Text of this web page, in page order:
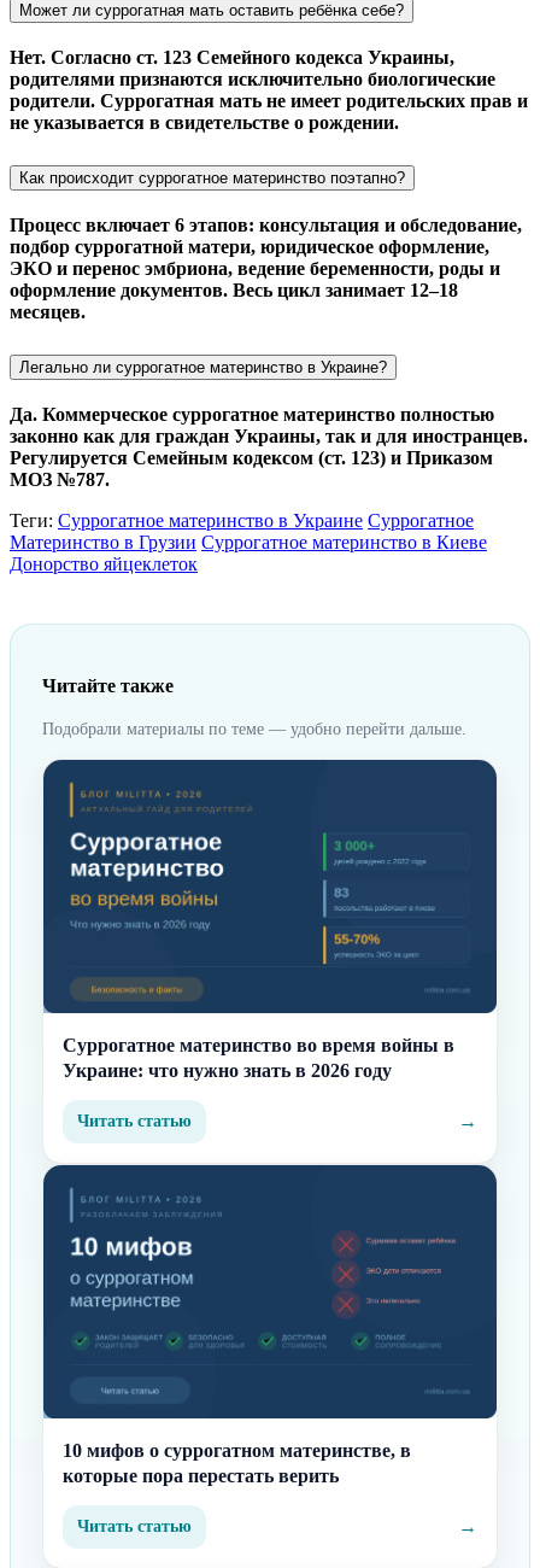
Может ли суррогатная мать оставить ребёнка себе?
Нет. Согласно ст. 123 Семейного кодекса Украины,
родителями признаются исключительно биологические
родители. Суррогатная мать не имеет родительских прав и
не указывается в свидетельстве о рождении.
Как происходит суррогатное материнство поэтапно?
Процесс включает 6 этапов: консультация и обследование,
подбор суррогатной матери, юридическое оформление,
ЭКО и перенос эмбриона, ведение беременности, роды и
оформление документов. Весь цикл занимает 12–18
месяцев.
Легально ли суррогатное материнство в Украине?
Да. Коммерческое суррогатное материнство полностью
законно как для граждан Украины, так и для иностранцев.
Регулируется Семейным кодексом (ст. 123) и Приказом
МОЗ №787.
Теги: Суррогатное материнство в Украине Суррогатное
Материнство в Грузии Суррогатное материнство в Киеве
Донорство яйцеклеток
Читайте также
Подобрали материалы по теме — удобно перейти дальше.
Суррогатное материнство во время войны в
Украине: что нужно знать в 2026 году
Читать статью →
10 мифов о суррогатном материнстве, в
которые пора перестать верить
Читать статью →